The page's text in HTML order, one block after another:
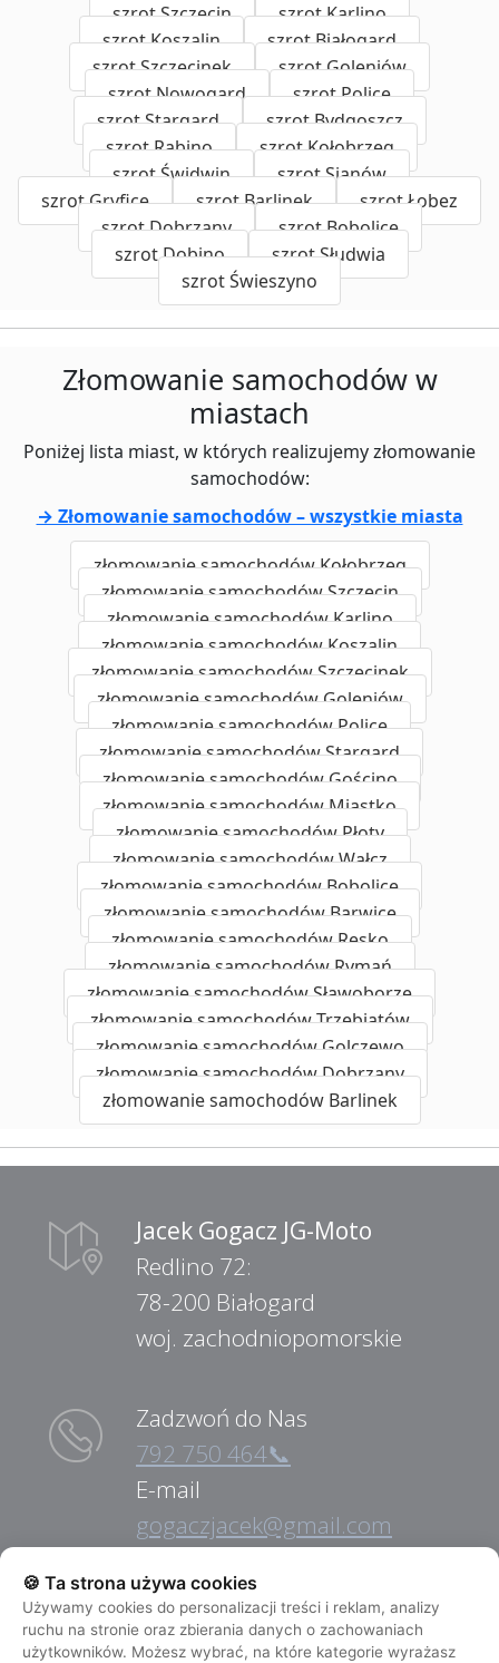
szrot Szczecin
szrot Karlino
szrot Koszalin
szrot Białogard
szrot Szczecinek
szrot Goleniów
szrot Nowogard
szrot Police
szrot Stargard
szrot Bydgoszcz
szrot Rąbino
szrot Kołobrzeg
szrot Świdwin
szrot Sianów
szrot Gryfice
szrot Barlinek
szrot Łobez
szrot Dobrzany
szrot Bobolice
szrot Dobino
szrot Słudwia
szrot Świeszyno
Złomowanie samochodów w
miastach
Poniżej lista miast, w których realizujemy złomowanie
samochodów:
→ Złomowanie samochodów – wszystkie miasta
złomowanie samochodów Kołobrzeg
złomowanie samochodów Szczecin
złomowanie samochodów Karlino
złomowanie samochodów Koszalin
złomowanie samochodów Szczecinek
złomowanie samochodów Goleniów
złomowanie samochodów Police
złomowanie samochodów Stargard
złomowanie samochodów Gościno
złomowanie samochodów Miastko
złomowanie samochodów Płoty
złomowanie samochodów Wałcz
złomowanie samochodów Bobolice
złomowanie samochodów Barwice
złomowanie samochodów Resko
złomowanie samochodów Rymań
złomowanie samochodów Sławoborze
złomowanie samochodów Trzebiatów
złomowanie samochodów Golczewo
złomowanie samochodów Dobrzany
złomowanie samochodów Barlinek
Jacek Gogacz JG-Moto
Redlino 72:
78-200 Białogard
woj. zachodniopomorskie
Zadzwoń do Nas
792 750 464📞
E-mail
gogaczjacek@gmail.com
Pomoc Drogowa
792 750 464📞
🍪 Ta strona używa cookies
Używamy cookies do personalizacji treści i reklam, analizy
ruchu na stronie oraz zbierania danych o zachowaniach
użytkowników. Możesz wybrać, na które kategorie wyrażasz